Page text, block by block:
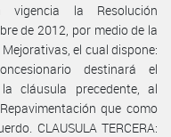
la Resolución
de 2012, por medio de la
el cual dispone:
destinará el
cláusula precedente, al
que como
CLAUSULA TERCERA: